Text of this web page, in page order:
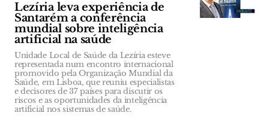
Lezíria leva experiência de
Santarém a conferência
mundial sobre inteligência
artificial na saúde
Unidade Local de Saúde da Lezíria esteve
representada num encontro internacional
promovido pela Organização Mundial da
Saúde, em Lisboa, que reuniu especialistas
e decisores de 37 países para discutir os
riscos e as oportunidades da inteligência
artificial nos sistemas de saúde.